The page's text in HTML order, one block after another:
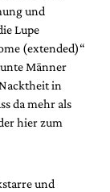
und
Lupe
(extended)“
Männer
in
da mehr als
hier zum
und